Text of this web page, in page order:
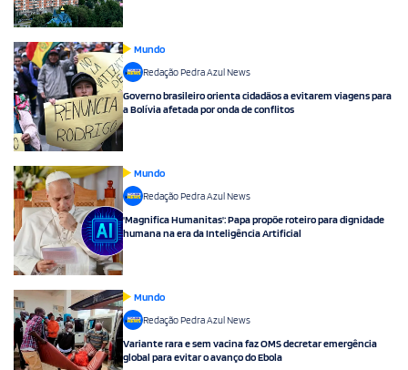
Mundo
Direito
Cultura e Lazer
Economia
Agricultura
Especial
Religião
Denúncia
Reportagem Especial
Esporte
Mundo
Redação Pedra Azul News
Governo brasileiro orienta cidadãos a evitarem viagens para
a Bolívia afetada por onda de conflitos
Mundo
Redação Pedra Azul News
'Magnifica Humanitas': Papa propõe roteiro para dignidade
humana na era da Inteligência Artificial
Mundo
Redação Pedra Azul News
Variante rara e sem vacina faz OMS decretar emergência
global para evitar o avanço do Ebola